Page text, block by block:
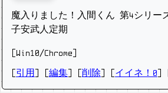
魔入りました！入間くん 第4シリー
子安武人定期
[Win10/Chrome]
引用 編集 削除 イイネ！0